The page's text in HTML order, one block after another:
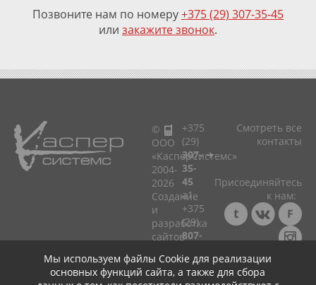
Мы используем файлы Cookie для реализации
основных функций сайта, а также для сбора
Позвоните нам по номеру+375 (29) 307-35-45
или закажите звонок.
+375
(29)
307-
35-
45
a1
+375
(29)
807-
75
мтс
Смотреть все
контакты
Присоединяйтесь
к нам:
Консультация ☎
+375 (29) 307-35-45
©
ООО
«КасперСистемс»
2004-
2026
Cоздание
и
разработка
сайтов
Минске!